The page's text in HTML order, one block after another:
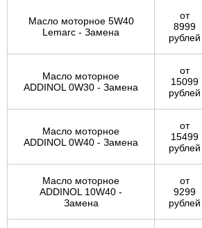
Масло моторное 5W40
Lemarc - Замена
от
8999
рублей
Масло моторное
ADDINOL 0W30 - Замена
от
15099
рублей
Масло моторное
ADDINOL 0W40 - Замена
от
15499
рублей
Масло моторное
ADDINOL 10W40 -
Замена
от
9299
рублей